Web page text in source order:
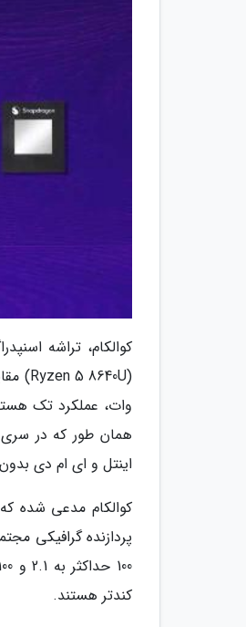
همان طور که در سری
اینتل و ای ام دی
کندتر هستند.